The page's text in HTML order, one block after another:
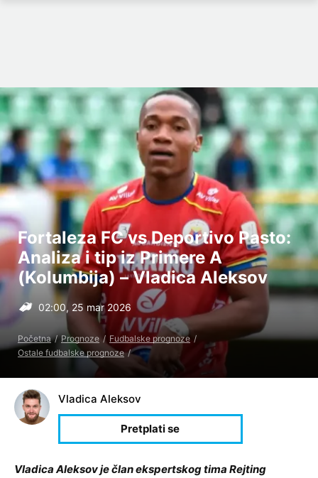
Fortaleza FC vs Deportivo Pasto:
Analiza i tip iz Primere A
(Kolumbija) – Vladica Aleksov
02:00, 25 mar 2026
Početna Prognoze
Fudbalske prognoze
Ostale fudbalske prognoze
Vladica Aleksov
Vladica Aleksov je član ekspertskog tima Rejting